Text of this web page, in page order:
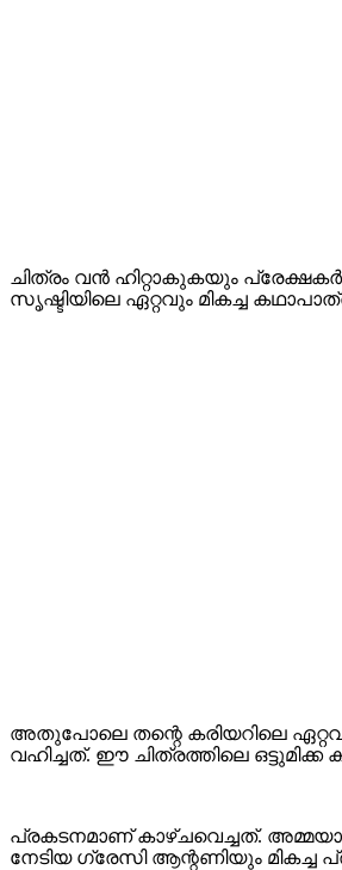
ചിത്രം വൻ ഹിറ്റാകുകയും
സൃഷ്ടിയിലെ ഏറ്റവും മികച്ച
അതുപോലെ തന്റെ കരിയറിലെ
വഹിച്ചത്. ഈ ചിത്രത്തിലെ ഒട്ടുമിക്ക
പ്രകടനമാണ് കാഴ്ചവെച്ചത്.
നേടിയ ഗ്രേസി ആന്റണിയും മികച്ച